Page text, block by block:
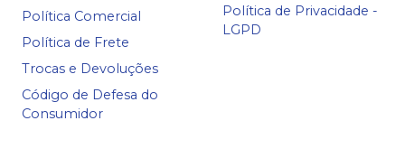
Política Comercial
Política de Frete
Trocas e Devoluções
Código de Defesa do
Consumidor
Política de Privacidade -
LGPD